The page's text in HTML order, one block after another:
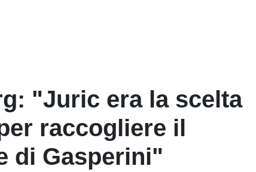
"Juric era la scelta
raccogliere il
di Gasperini"